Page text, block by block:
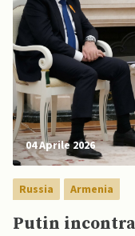
04 Aprile 2026
Russia Armenia
Putin